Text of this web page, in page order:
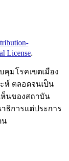
License.
มโรคเขตเมือง
ห์ ตลอดจนเป็น
ห็นของสถาบัน
ธิการแต่ประการ
น